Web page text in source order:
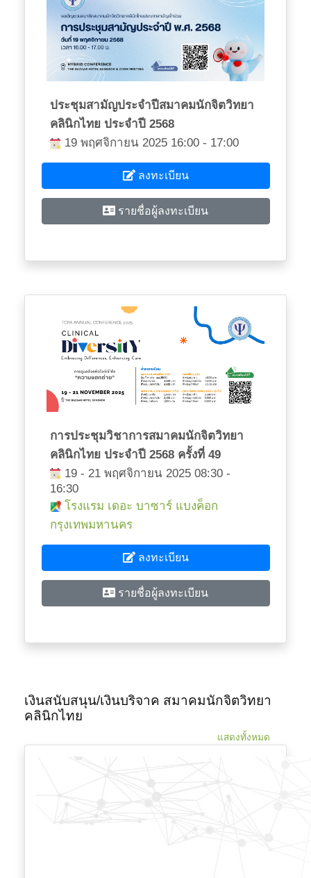
ประชุมสามัญประจำปีสมาคมนักจิตวิทยา
คลินิกไทย ประจำปี 2568
19 พฤศจิกายน 2025 16:00 - 17:00
ลงทะเบียน
รายชื่อผู้ลงทะเบียน
การประชุมวิชาการสมาคมนักจิตวิทยา
คลินิกไทย ประจำปี 2568 ครั้งที่ 49
19 - 21 พฤศจิกายน 2025 08:30 -
16:30
โรงแรม เดอะ บาซาร์ แบงค็อก
กรุงเทพมหานคร
ลงทะเบียน
รายชื่อผู้ลงทะเบียน
เงินสนับสนุน/เงินบริจาค สมาคมนักจิตวิทยา
คลินิกไทย
แสดงทั้งหมด